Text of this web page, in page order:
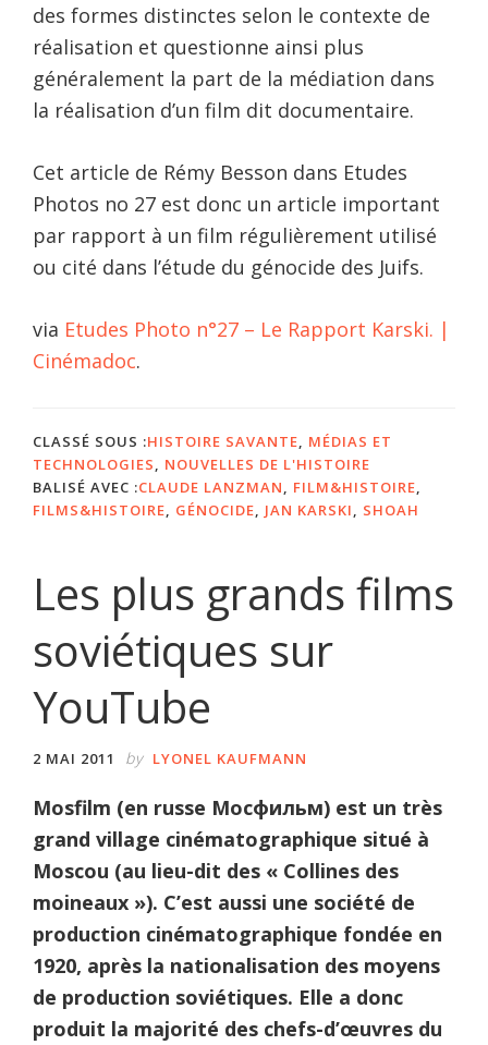
des formes distinctes selon le contexte de
réalisation et questionne ainsi plus
généralement la part de la médiation dans
la réalisation d’un film dit documentaire.
Cet article de Rémy Besson dans Etudes
Photos no 27 est donc un article important
par rapport à un film régulièrement utilisé
ou cité dans l’étude du génocide des Juifs.
via Etudes Photo n°27 – Le Rapport Karski. |
Cinémadoc.
CLASSÉ SOUS :HISTOIRE SAVANTE
MÉDIAS ET
TECHNOLOGIES
NOUVELLES DE L'HISTOIRE
BALISÉ AVEC :CLAUDE LANZMAN FILM&HISTOIRE
FILMS&HISTOIRE
GÉNOCIDE JAN KARSKI SHOAH
Les plus grands films
soviétiques sur
YouTube
2 MAI 2011 by LYONEL KAUFMANN
Mosfilm (en russe Мосфильм) est un très
grand village cinématographique situé à
Moscou (au lieu-dit des « Collines des
moineaux »). C’est aussi une société de
production cinématographique fondée en
1920, après la nationalisation des moyens
de production soviétiques. Elle a donc
produit la majorité des chefs-d’œuvres du